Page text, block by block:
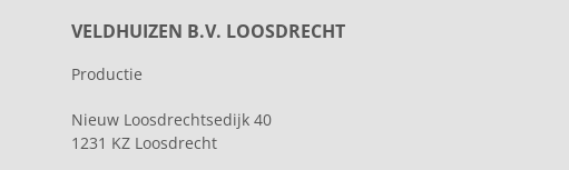
VELDHUIZEN B.V. LOOSDRECHT
Productie
Nieuw Loosdrechtsedijk 40
1231 KZ Loosdrecht